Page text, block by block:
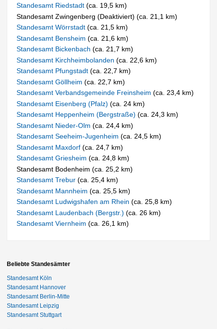
Standesamt Riedstadt(ca. 19,5 km)
Standesamt Zwingenberg (Deaktiviert) (ca. 21,1 km)
Standesamt Wörrstadt(ca. 21,5 km)
Standesamt Bensheim(ca. 21,6 km)
Standesamt Bickenbach(ca. 21,7 km)
Standesamt Kirchheimbolanden(ca. 22,6 km)
Standesamt Pfungstadt(ca. 22,7 km)
Standesamt Göllheim(ca. 22,7 km)
Standesamt Verbandsgemeinde Freinsheim(ca. 23,4 km)
Standesamt Eisenberg (Pfalz)(ca. 24 km)
Standesamt Heppenheim (Bergstraße)(ca. 24,3 km)
Standesamt Nieder-Olm(ca. 24,4 km)
Standesamt Seeheim-Jugenheim(ca. 24,5 km)
Standesamt Maxdorf(ca. 24,7 km)
Standesamt Griesheim(ca. 24,8 km)
Standesamt Bodenheim (ca. 25,2 km)
Standesamt Trebur(ca. 25,4 km)
Standesamt Mannheim(ca. 25,5 km)
Standesamt Ludwigshafen am Rhein(ca. 25,8 km)
Standesamt Laudenbach (Bergstr.)(ca. 26 km)
Standesamt Viernheim(ca. 26,1 km)
Beliebte Standesämter
Standesamt Köln
Standesamt Hannover
Standesamt Berlin-Mitte
Standesamt Leipzig
Standesamt Stuttgart